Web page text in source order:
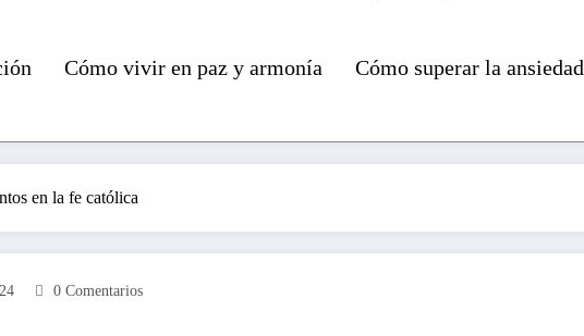
Cómo vivir en paz y armonía Cómo superar la ansiedad
en la fe católica
0 Comentarios